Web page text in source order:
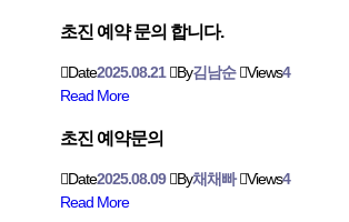
초진 예약 문의 합니다.
Date2025.08.21 By김남순 Views4
Read More
초진 예약문의
Date2025.08.09 By채채빠 Views4
Read More